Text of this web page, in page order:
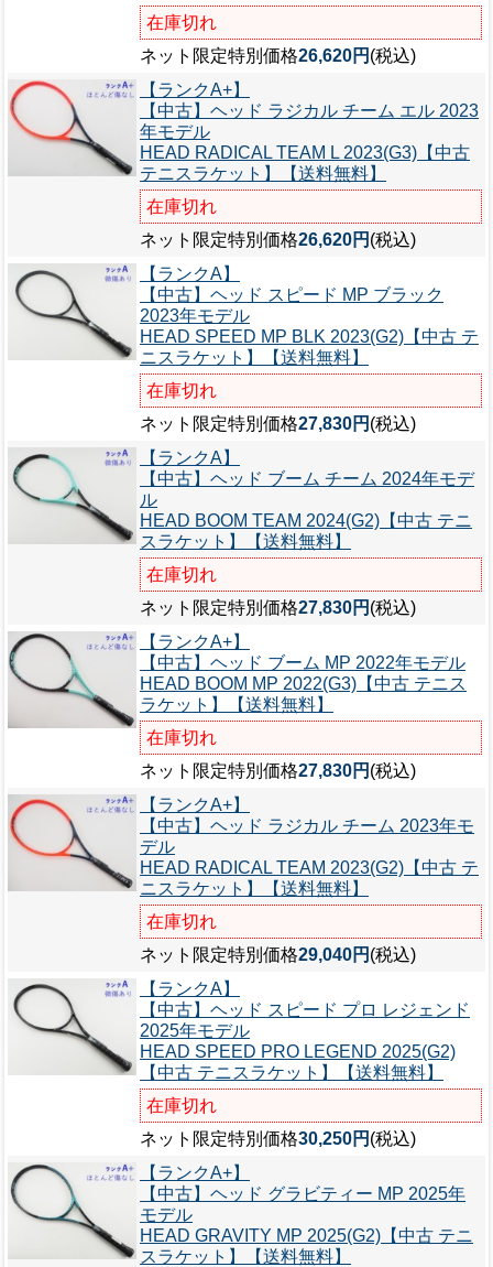
在庫切れ
ネット限定特別価格26,620円 (税込)
【ランクA+】
【中古】ヘッド ラジカル チーム エル 2023
年モデル
HEAD RADICAL TEAM L 2023(G3)【中古
テニスラケット】【送料無料】
在庫切れ
ネット限定特別価格26,620円 (税込)
【ランクA】
【中古】ヘッド スピード MP ブラック
2023年モデル
HEAD SPEED MP BLK 2023(G2)【中古 テ
ニスラケット】【送料無料】
在庫切れ
ネット限定特別価格27,830円 (税込)
【ランクA】
【中古】ヘッド ブーム チーム 2024年モデ
ル
HEAD BOOM TEAM 2024(G2)【中古 テニ
スラケット】【送料無料】
在庫切れ
ネット限定特別価格27,830円 (税込)
【ランクA+】
【中古】ヘッド ブーム MP 2022年モデル
HEAD BOOM MP 2022(G3)【中古 テニス
ラケット】【送料無料】
在庫切れ
ネット限定特別価格27,830円 (税込)
【ランクA+】
【中古】ヘッド ラジカル チーム 2023年モ
デル
HEAD RADICAL TEAM 2023(G2)【中古 テ
ニスラケット】【送料無料】
在庫切れ
ネット限定特別価格29,040円 (税込)
【ランクA】
【中古】ヘッド スピード プロ レジェンド
2025年モデル
HEAD SPEED PRO LEGEND 2025(G2)
【中古 テニスラケット】【送料無料】
在庫切れ
ネット限定特別価格30,250円 (税込)
【ランクA+】
【中古】ヘッド グラビティー MP 2025年
モデル
HEAD GRAVITY MP 2025(G2)【中古 テニ
スラケット】【送料無料】